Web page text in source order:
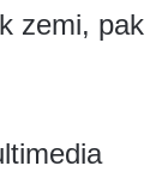
k zemi, pak